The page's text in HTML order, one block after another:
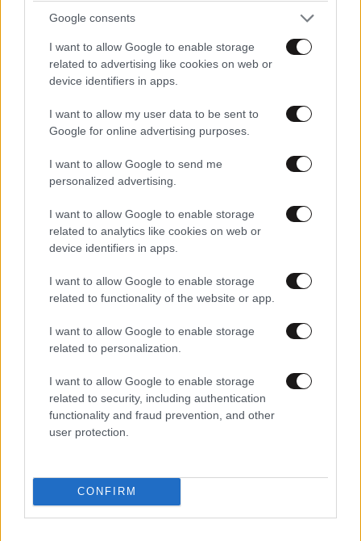
Google consents
I want to allow Google to enable storage
related to advertising like cookies on web or
device identifiers in apps.
I want to allow my user data to be sent to
Google for online advertising purposes.
I want to allow Google to send me
personalized advertising.
I want to allow Google to enable storage
related to analytics like cookies on web or
device identifiers in apps.
I want to allow Google to enable storage
related to functionality of the website or app.
I want to allow Google to enable storage
related to personalization.
I want to allow Google to enable storage
related to security, including authentication
functionality and fraud prevention, and other
user protection.
CONFIRM
πολύ τα νερά, να είναι πολύ χαμηλή η παροχή, να μην
υπάρχει νερό στο Δέλτα, να ψοφάνε τα ψάρια. Είναι
τρομερά τα προβλήματα, οπότε πρέπει και για
περιβαλλοντικούς λόγους και για αναπτυξιακούς να
τηρούνται τα συμφωνημένα ή να βρίσκεται μια
λύση», προσθέτει ο κ. Ταμβακίδης.
Ακολουθήστε το Newsbeast
στο Viber και
μάθετε πρώτοιτα σημαντικότερα νέα
ΠΕΡΙΣΣΟΤΕΡΑ ΑΠΟ ΤΗΝ ΕΛΛΑΔΑ